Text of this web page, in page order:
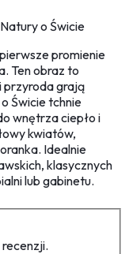
o Świcie
promienie
Ten obraz to
przyroda grają
Świcie tchnie
wnętrza ciepło i
kwiatów,
Idealnie
klasycznych
lub gabinetu.